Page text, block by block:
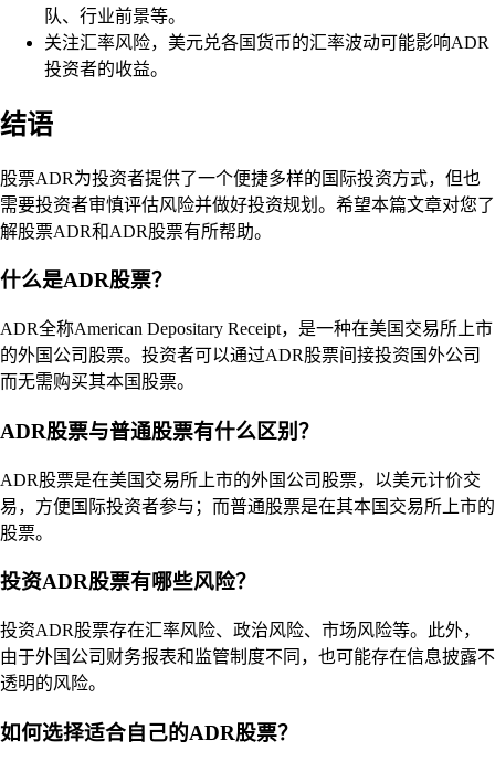
队、行业前景等。
关注汇率风险，美元兑各国货币的汇率波动可能影响ADR
投资者的收益。
结语
股票ADR为投资者提供了一个便捷多样的国际投资方式，但也
需要投资者审慎评估风险并做好投资规划。希望本篇文章对您了
解股票ADR和ADR股票有所帮助。
什么是ADR股票？
ADR全称American Depositary Receipt，是一种在美国交易所上市
的外国公司股票。投资者可以通过ADR股票间接投资国外公司
而无需购买其本国股票。
ADR股票与普通股票有什么区别？
ADR股票是在美国交易所上市的外国公司股票，以美元计价交
易，方便国际投资者参与；而普通股票是在其本国交易所上市的
股票。
投资ADR股票有哪些风险？
投资ADR股票存在汇率风险、政治风险、市场风险等。此外，
由于外国公司财务报表和监管制度不同，也可能存在信息披露不
透明的风险。
如何选择适合自己的ADR股票？